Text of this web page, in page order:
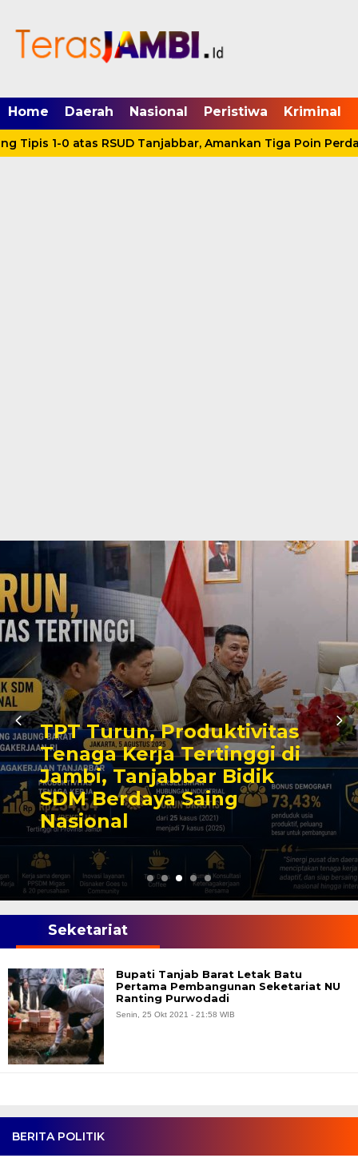
Home Daerah Nasional Peristiwa Kriminal
Tipis 1-0 atas RSUD Tanjabbar, Amankan Tiga Poin
TPT Turun, Produktivitas
Tenaga Kerja Tertinggi di
Jambi, Tanjabbar Bidik
SDM Berdaya Saing
Nasional
BERITA POLITIK
Seketariat
Bupati Tanjab Barat Letak Batu
Pertama Pembangunan Seketariat NU
Ranting Purwodadi
Senin, 25 Okt 2021 - 21:58 WIB